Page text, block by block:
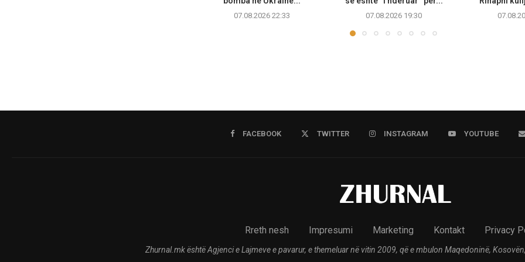
07.08.2026 22:33 07.08.2026 19:30
FACEBOOK TWITTER INSTAGRAM YOUTUBE
Rreth nesh Impresumi Marketing Kontakt Privacy
Zhurnal.mk është Agjenci e Lajmeve e pavarur, e themeluar në vitin 2009, që e mbulon Maqedoninë,